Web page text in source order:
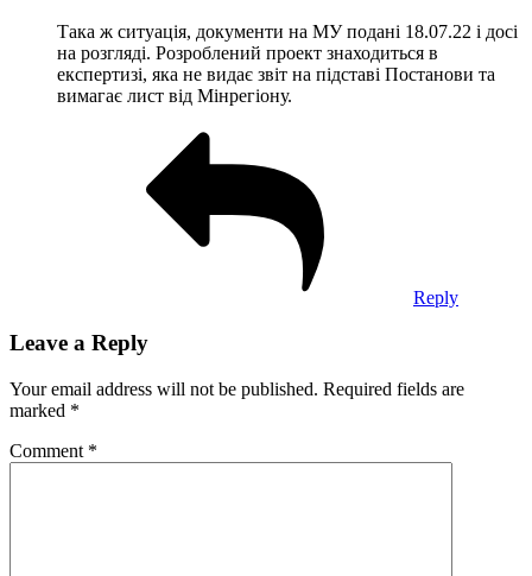
Така ж ситуація, документи на МУ подані 18.07.22 і досі
на розгляді. Розроблений проект знаходиться в
експертизі, яка не видає звіт на підставі Постанови та
вимагає лист від Мінрегіону.
Reply
Leave a Reply
Your email address will not be published. Required fields are
marked *
Comment *